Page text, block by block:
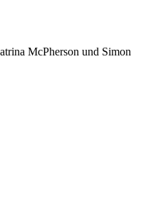
McPherson und Simon